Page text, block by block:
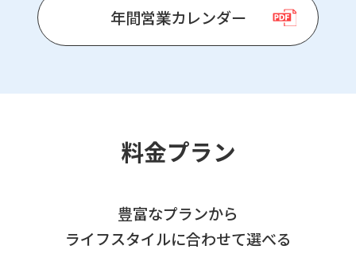
年間営業カレンダー
料金プラン
豊富なプランから
ライフスタイルに合わせて選べる